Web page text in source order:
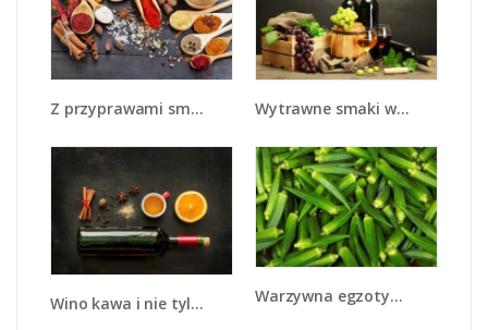
Z przyprawami smaczniej - JN707 Wytrawne smaki wina - JN289
Wino kawa i nie tylko - JN583 Warzywna egzotyka - JN191